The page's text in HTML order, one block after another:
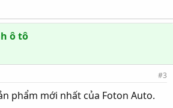
ô tô
#3
phẩm mới nhất của Foton Auto.